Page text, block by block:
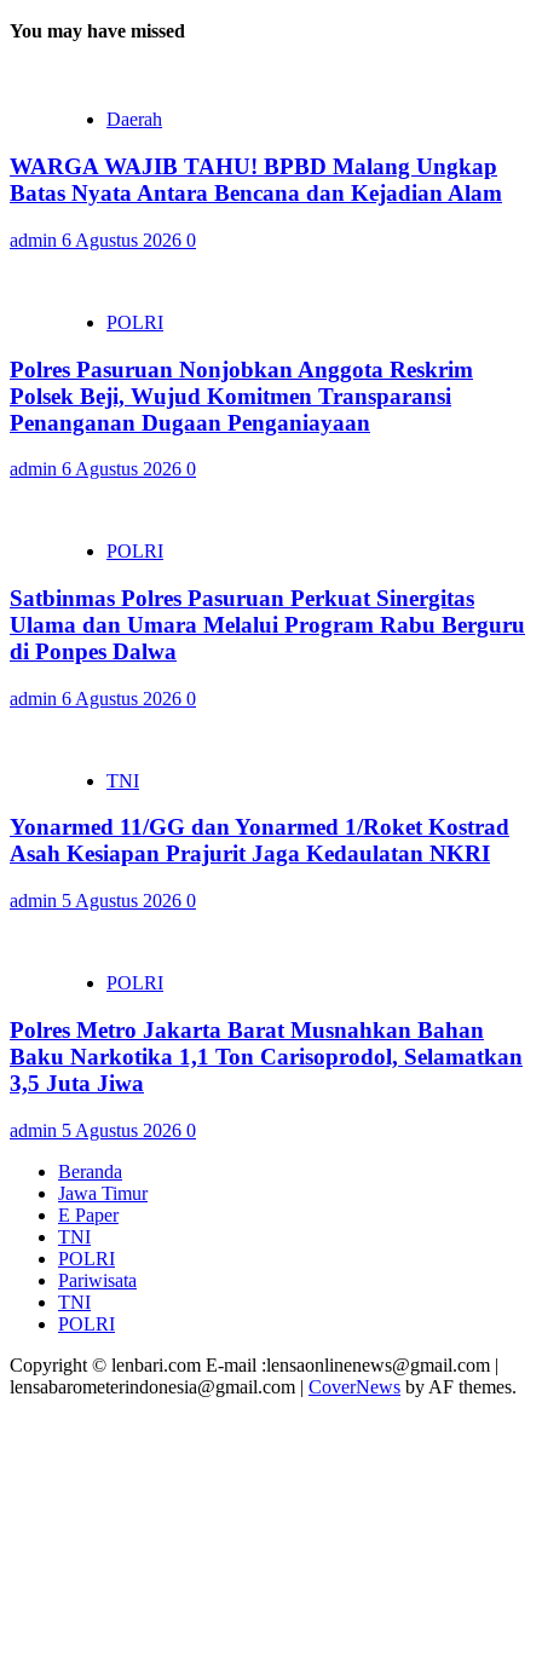
You may have missed
Daerah
WARGA WAJIB TAHU! BPBD Malang Ungkap
Batas Nyata Antara Bencana dan Kejadian Alam
admin 6 Agustus 2026 0
POLRI
Polres Pasuruan Nonjobkan Anggota Reskrim
Polsek Beji, Wujud Komitmen Transparansi
Penanganan Dugaan Penganiayaan
admin 6 Agustus 2026 0
POLRI
Satbinmas Polres Pasuruan Perkuat Sinergitas
Ulama dan Umara Melalui Program Rabu Berguru
di Ponpes Dalwa
admin 6 Agustus 2026 0
TNI
Yonarmed 11/GG dan Yonarmed 1/Roket Kostrad
Asah Kesiapan Prajurit Jaga Kedaulatan NKRI
admin 5 Agustus 2026 0
POLRI
Polres Metro Jakarta Barat Musnahkan Bahan
Baku Narkotika 1,1 Ton Carisoprodol, Selamatkan
3,5 Juta Jiwa
admin 5 Agustus 2026 0
Beranda
Jawa Timur
E Paper
TNI
POLRI
Pariwisata
TNI
POLRI
Copyright © lenbari.com E-mail :lensaonlinenews@gmail.com |
lensabarometerindonesia@gmail.com | CoverNews by AF themes.